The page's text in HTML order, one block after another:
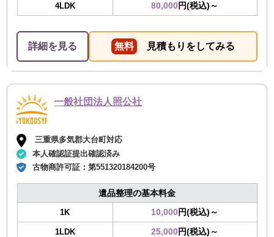
4LDK 80,000円(税込)～
詳細を見る 無料 見積もりをしてみる
一般社団法人照公社
三重県多気郡大台町対応
本人確認証提出確認済み
古物商許可証：第551320184200号
遺品整理の基本料金
1K 10,000円(税込)～
1LDK 25,000円(税込)～